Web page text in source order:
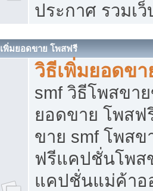
ประกาศ รวมเ
เพิ่มยอดขาย โพสฟรี
วิธีเพิ่มยอดข
smf วิธีโพสขา
ยอดขาย โพสฟ
ขาย smf โพส
ฟรีแคปชั่นโพส
แคปชั่นแม่ค้า